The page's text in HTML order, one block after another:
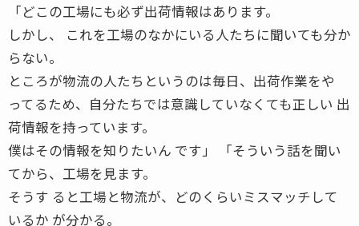
「どこの工場にも必ず出荷情報はあります。
しかし、 これを工場のなかにいる人たちに聞いても分か
らない。
ところが物流の人たちというのは毎日、出荷作業をや
ってるため、自分たちでは意識していなくても正しい 出
荷情報を持っています。
僕はその情報を知りたいん です」 「そういう話を聞い
てから、工場を見ます。
そうす ると工場と物流が、どのくらいミスマッチして
いるか が分かる。